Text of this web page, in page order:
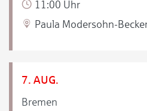
11:00 Uhr
Paula Modersohn-
7. AUG.
Bremen